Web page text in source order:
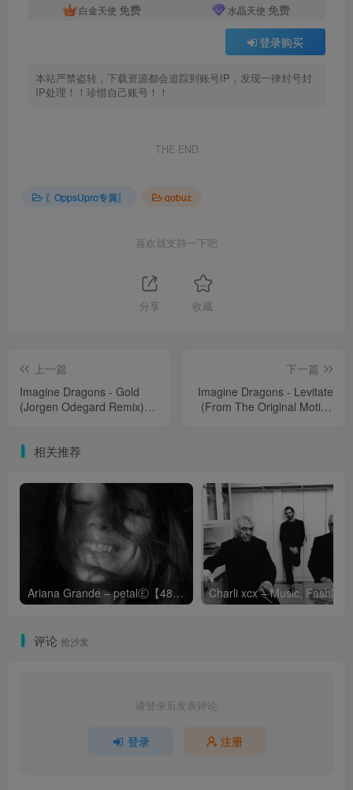
白金天使 免费 水晶天使 免费
登录购买
本站严禁盗转，下载资源都会追踪到账号IP，发现一律封号封
IP处理！！珍惜自己账号！！
THE END
〖OppsUpro专属〗 qobuz
喜欢就支持一下吧
分享 收藏
上一篇
Imagine Dragons - Gold
(Jorgen Odegard Remix)
下一篇
Imagine Dragons - Levitate
(From The Original Motion
相关推荐
Ariana Grande – petalⒺ【48kHz／24bit】英国区
评论 抢沙发
请登录后发表评论
登录 注册